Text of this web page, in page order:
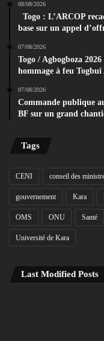
08/08/2026
Togo : L’ARCOP
base sur un appel
07/08/2026
Togo / Agbogboza
hommage à feu
07/08/2026
Commande publique
BF sur un grand
Tags
CENI conseil des
gouvernement Kara
OMS ONU Santé
Université de Kara
Last Modified Posts